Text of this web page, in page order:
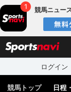
競馬ニュー
ログイン
競馬トップ 日程